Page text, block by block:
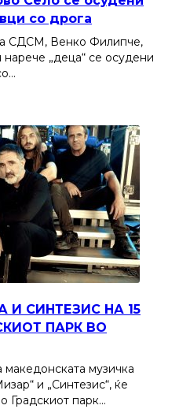
со дрога
СДСМ, Венко Филипче,
„деца“ се осудени
И СИНТЕЗИС НА 15
ПАРК ВО
музичка
и „Синтезис“, ќе
Градскиот парк…